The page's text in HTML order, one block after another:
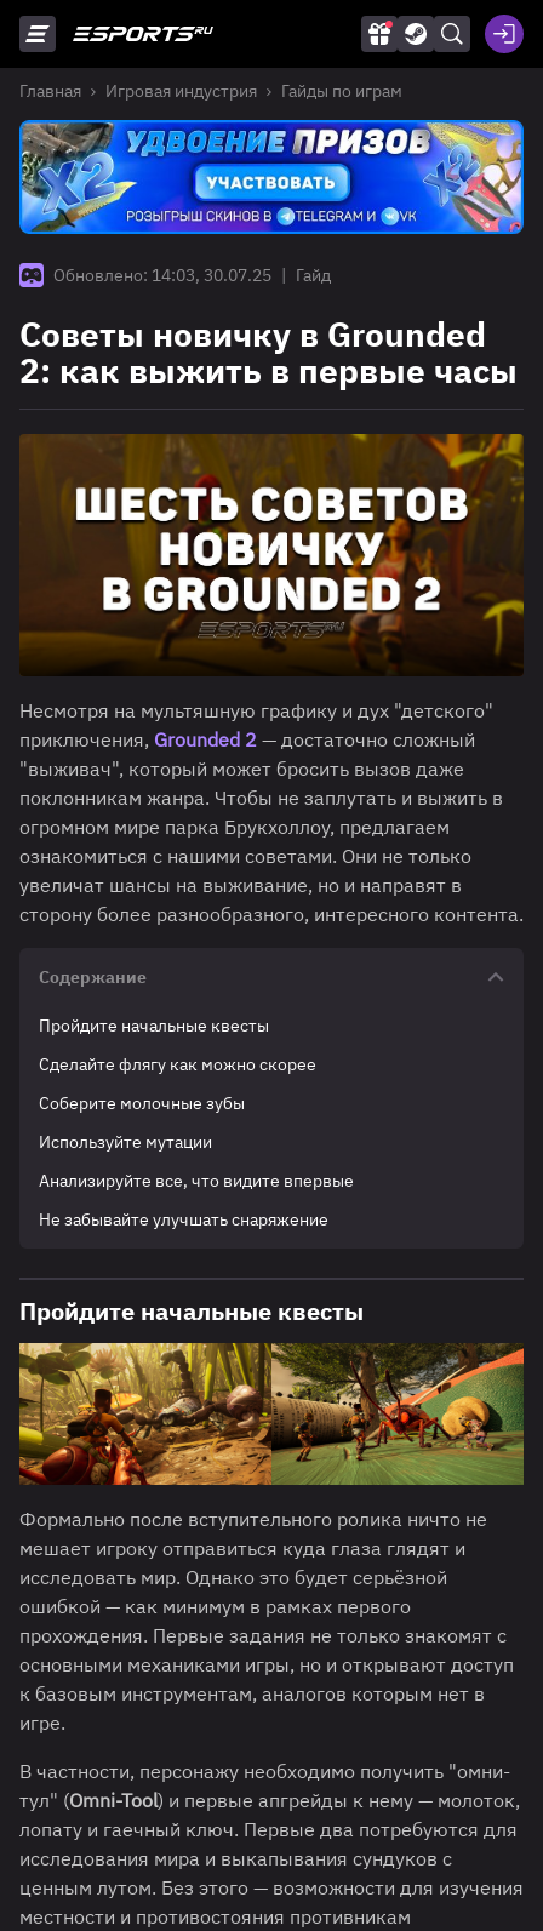
Главная Игровая индустрия Гайды по играм
Обновлено: 14:03, 30.07.25 | Гайд
Советы новичку в Grounded
2: как выжить в первые часы
Несмотря на мультяшную графику и дух "детского"
приключения, Grounded 2 — достаточно сложный
"выживач", который может бросить вызов даже
поклонникам жанра. Чтобы не заплутать и выжить в
огромном мире парка Брукхоллоу, предлагаем
ознакомиться с нашими советами. Они не только
увеличат шансы на выживание, но и направят в
сторону более разнообразного, интересного контента.
Содержание
Пройдите начальные квесты
Сделайте флягу как можно скорее
Соберите молочные зубы
Используйте мутации
Анализируйте все, что видите впервые
Не забывайте улучшать снаряжение
Пройдите начальные квесты
Формально после вступительного ролика ничто не
мешает игроку отправиться куда глаза глядят и
исследовать мир. Однако это будет серьёзной
ошибкой — как минимум в рамках первого
прохождения. Первые задания не только знакомят с
основными механиками игры, но и открывают доступ
к базовым инструментам, аналогов которым нет в
игре.
В частности, персонажу необходимо получить "омни-
тул" (Omni-Tool) и первые апгрейды к нему — молоток,
лопату и гаечный ключ. Первые два потребуются для
исследования мира и выкапывания сундуков с
ценным лутом. Без этого — возможности для изучения
местности и противостояния противникам